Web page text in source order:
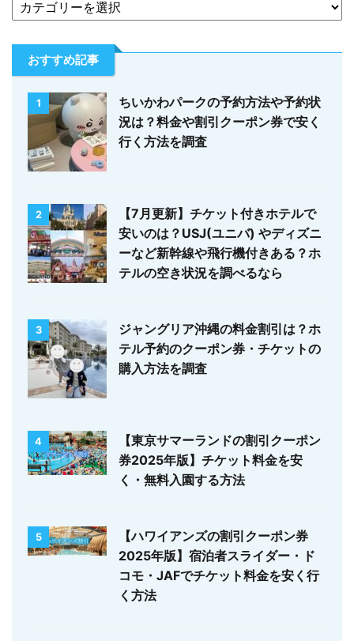
おすすめ記事
1
ちいかわパークの予約方法や予約状
況は？料金や割引クーポン券で安く
行く方法を調査
2
【7月更新】チケット付きホテルで
安いのは？USJ(ユニバ) やディズニ
ーなど新幹線や飛行機付きある？ホ
テルの空き状況を調べるなら
3
ジャングリア沖縄の料金割引は？ホ
テル予約のクーポン券・チケットの
購入方法を調査
4
【東京サマーランドの割引クーポン
券2025年版】チケット料金を安
く・無料入園する方法
5
【ハワイアンズの割引クーポン券
2025年版】宿泊者スライダー・ド
コモ・JAFでチケット料金を安く行
く方法